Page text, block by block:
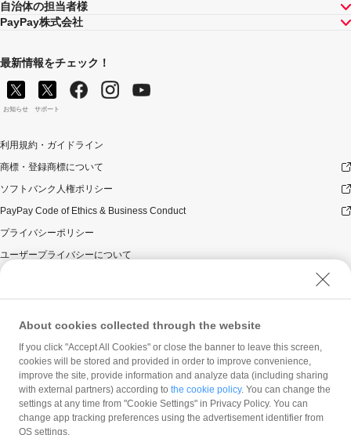
PayPayポイント付与の際に、小数点以下は切り捨てとな
ります。
す。
PayPayポイントの付与は、原則として、対象のお支払方
法によるお支払いの翌日から起算して30日後に実施いた
します。ただし、お客様のご利用状況やシステム上の都
PayPayポイントは、1ポイント＝1円相当としてお支払い
でご利用いただけます。（クレジット（旧あと払い）や
付与されるPayPayポイントが1ポイント未満となる場合
は、当選時でもはずれ画面が出ます。
禁止事項等について
以下のいずれかに該当する場合は本キャンペーンの適用
った後にお客様が以下のいずれかに該当することが判明
した場合、お客様に対する本キャンペーンによるPayPay
景品の取得に関し、一定期間の取引・キャンセル等の
状況により不正行為が行われたとPayPay株式会社が
判断した場合。
景品が付与される前に景品対象のPayPayアカウント
を停止または解除した場合。
PayPay残高利用規約その他PayPay株式会社の利用規
自治体の担当者様
PayPay株式会社
最新情報をチェック！
お知らせ サポート
利用規約・ガイドライン
商標・登録商標について
ソフトバンク人権ポリシー
PayPay Code of Ethics & Business Conduct
プライバシーポリシー
ユーザープライバシーについて
ウェブサイト利用規約
反社会的勢力に対する方針
勧誘方針
マネロン等基本方針
カスタマーハラスメントに関する当社の考え方
About cookies collected through the website
If you click "Accept All Cookies" or close the banner to leave this screen,
cookies will be stored and provided in order to improve convenience,
improve the site, provide information and analyze data (including sharing
with external partners) according to the cookie policy. You can change the
settings at any time from "Cookie Settings" in Privacy Policy. You can
change app tracking preferences using the advertisement identifier from
OS settings.